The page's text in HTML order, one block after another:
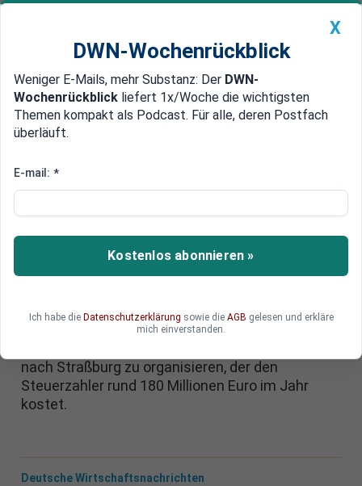
Newsticker MEIN DWN: Geldanlage Premium
Edelmetalle DWN-Magazin China
Steigende Kosten für Steuerzahler
Die EU als Politik-Konzern:
Parlament beschäftigt 6.000
Mitarbeiter
Das EU-Parlament leistet sich mehr als 6.000
verschlingen inzwischen ein Drittel des
Parlamentshaushalts. Viele der Mitarbeiter sind
nach Straßburg zu organisieren, der den
Steuerzahler rund 180 Millionen Euro im Jahr
kostet.
Deutsche Wirtschaftsnachrichten
X
DWN-Wochenrückblick
Weniger E-Mails, mehr Substanz: Der DWN-
Wochenrückblick liefert 1x/Woche die wichtigsten
Themen kompakt als Podcast. Für alle, deren Postfach
überläuft.
E-mail: *
Kostenlos abonnieren »
Ich habe die Datenschutzerklärung sowie die AGB gelesen und erkläre
mich einverstanden.